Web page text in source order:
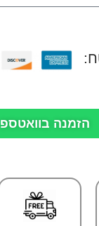
הזמנה בוואטספ